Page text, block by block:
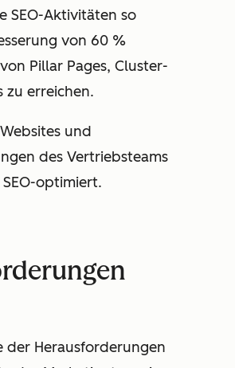
SEO-Aktivitäten so
von 60 %
Pillar Pages, Cluster-
zu erreichen.
und
des Vertriebsteams
optimiert.
der Herausforderungen